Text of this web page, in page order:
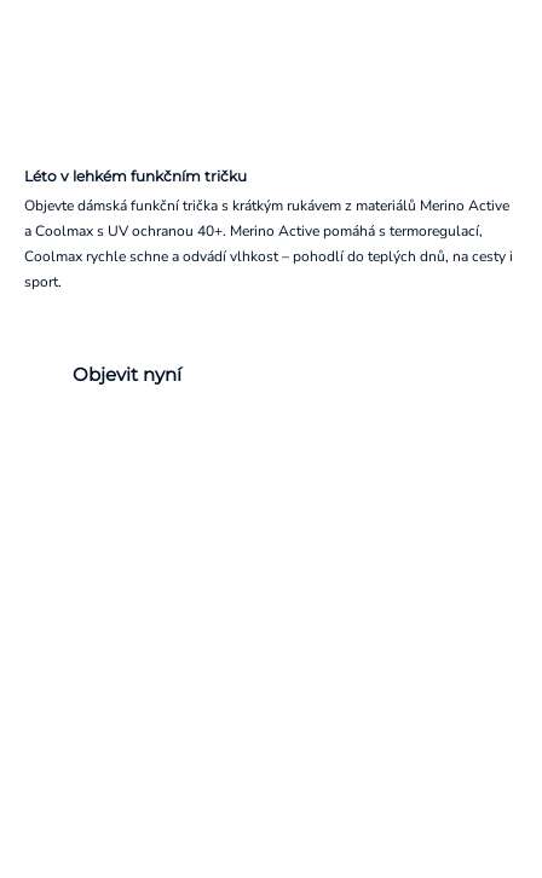
Léto v lehkém funkčním tričku
Objevte dámská funkční trička s krátkým rukávem z materiálů Merino Active
a Coolmax s UV ochranou 40+. Merino Active pomáhá s termoregulací,
Coolmax rychle schne a odvádí vlhkost – pohodlí do teplých dnů, na cesty i
sport.
Objevit nyní